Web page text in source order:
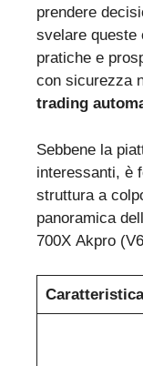
prendere
svelare queste
pratiche e
con sicurezza
trading
Sebbene la
interessanti, è
struttura a
panoramica
700X Akpro
Caratteristica